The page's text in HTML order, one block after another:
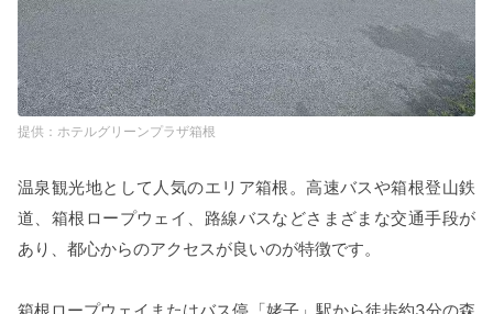
ホテルグリーンプラザ箱根
温泉観光地として人気のエリア箱根。高速バスや箱根登山鉄
道、箱根ロープウェイ、路線バスなどさまざまな交通手段が
あり、都心からのアクセスが良いのが特徴です。